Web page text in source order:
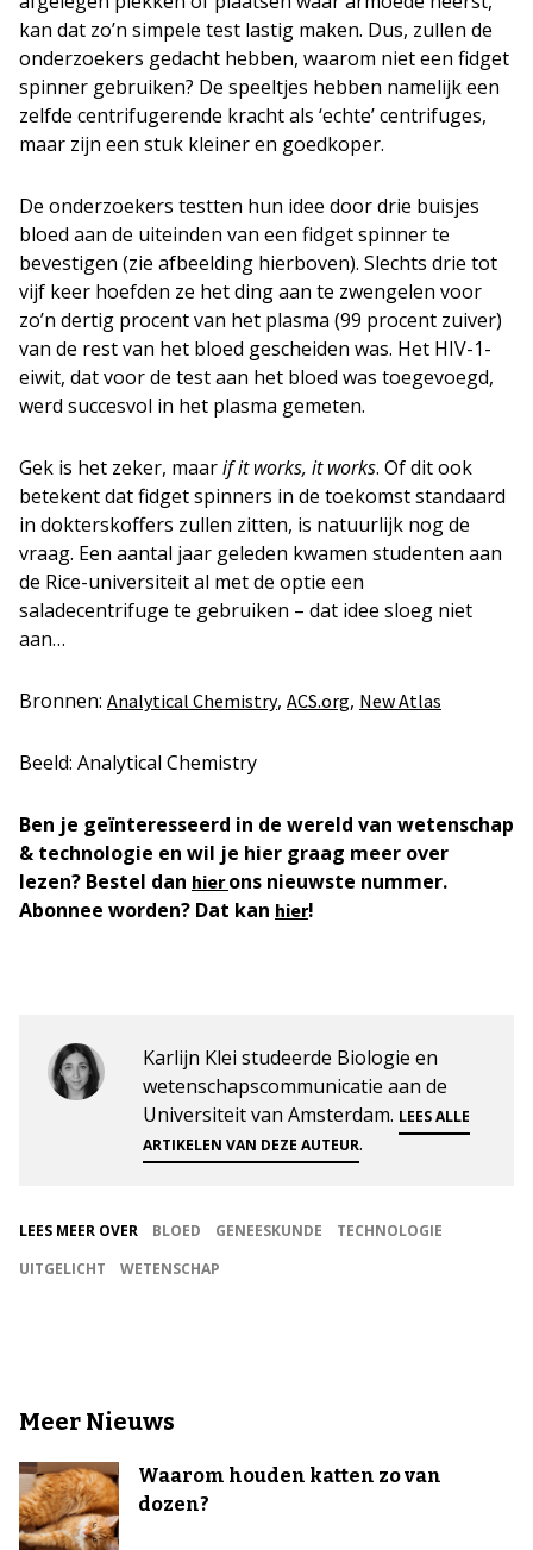
kan dat zo’n simpele test lastig maken. Dus, zullen de
onderzoekers gedacht hebben, waarom niet een fidget
spinner gebruiken? De speeltjes hebben namelijk een
zelfde centrifugerende kracht als ‘echte’ centrifuges,
maar zijn een stuk kleiner en goedkoper.
De onderzoekers testten hun idee door drie buisjes
bloed aan de uiteinden van een fidget spinner te
bevestigen (zie afbeelding hierboven). Slechts drie tot
vijf keer hoefden ze het ding aan te zwengelen voor
zo’n dertig procent van het plasma (99 procent zuiver)
van de rest van het bloed gescheiden was. Het HIV-1-
eiwit, dat voor de test aan het bloed was toegevoegd,
werd succesvol in het plasma gemeten.
Gek is het zeker, maarif it works, it works. Of dit ook
betekent dat fidget spinners in de toekomst standaard
in dokterskoffers zullen zitten, is natuurlijk nog de
vraag. Een aantal jaar geleden kwamen studenten aan
de Rice-universiteit al met de optie een
saladecentrifuge te gebruiken – dat idee sloeg niet
aan…
Bronnen: Analytical Chemistry, ACS.org, New Atlas
Beeld: Analytical Chemistry
Ben je geïnteresseerd in de wereld van wetenschap
& technologie en wil je hier graag meer over
lezen? Bestel dan hierons nieuwste nummer.
Abonnee worden? Dat kan hier!
Karlijn Klei studeerde Biologie en
wetenschapscommunicatie aan de
Universiteit van Amsterdam. LEES ALLE
ARTIKELEN VAN DEZE AUTEUR.
LEES MEER OVER BLOED GENEESKUNDE
TECHNOLOGIE
UITGELICHT
WETENSCHAP
Meer Nieuws
Waarom houden katten zo van
dozen?